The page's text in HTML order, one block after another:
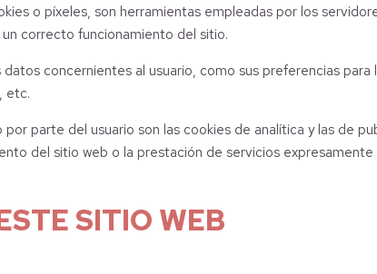
o píxeles, son herramientas empleadas por los
correcto funcionamiento del sitio.
concernientes al usuario, como sus preferencias para
etc.
parte del usuario son las cookies de analítica y las de
del sitio web o la prestación de servicios
SITIO WEB